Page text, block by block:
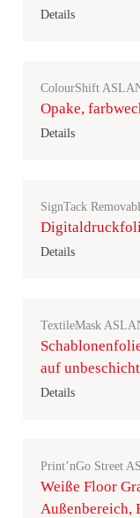
Details
ColourShift
Opake,
Details
SignTack
Details
TextileMask
auf
Details
Print’nGo Street
Weiße Floor
Außenbereich,